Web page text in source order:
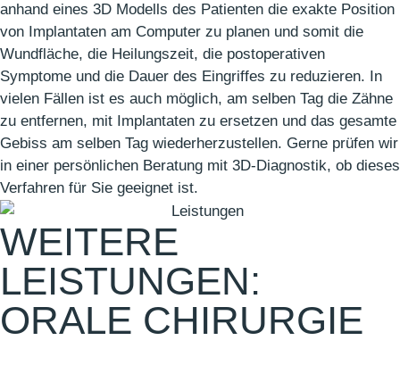
anhand eines 3D Modells des Patienten die exakte Position
von Implantaten am Computer zu planen und somit die
Wundfläche, die Heilungszeit, die postoperativen
Symptome und die Dauer des Eingriffes zu reduzieren. In
vielen Fällen ist es auch möglich, am selben Tag die Zähne
zu entfernen, mit Implantaten zu ersetzen und das gesamte
Gebiss am selben Tag wiederherzustellen. Gerne prüfen wir
in einer persönlichen Beratung mit 3D-Diagnostik, ob dieses
Verfahren für Sie geeignet ist.
WEITERE
LEISTUNGEN:
ORALE CHIRURGIE